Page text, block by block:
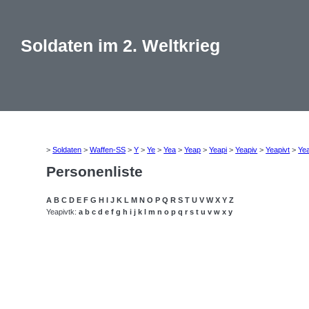
Soldaten im 2. Weltkrieg
>Soldaten >Waffen-SS >Y >Ye >Yea >Yeap >Yeapi >Yeapiv >Yeapivt >
Personenliste
A B C D E F G H I J K L M N O P Q R S T U V W X Y Z
Yeapivtk:a b c d e f g h i j k l m n o p q r s t u v w x y